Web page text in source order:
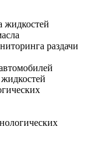
жидкостей
раздачи